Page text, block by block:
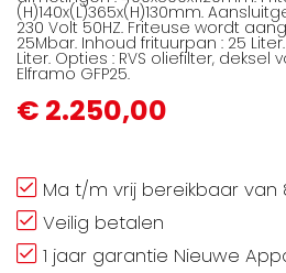
(H)140x(L)365x(H)130mm.
230 Volt 50HZ. Friteuse wordt
25Mbar. Inhoud frituurpan : 25
Liter. Opties : RVS oliefilter,
Elframo GFP25.
€ 2.250,00
Ma t/m vrij bereikbaar van
Veilig betalen
1 jaar garantie Nieuwe